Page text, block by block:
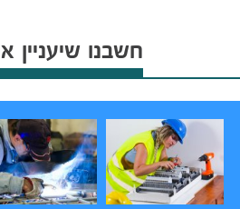
חשבנו שיעניין